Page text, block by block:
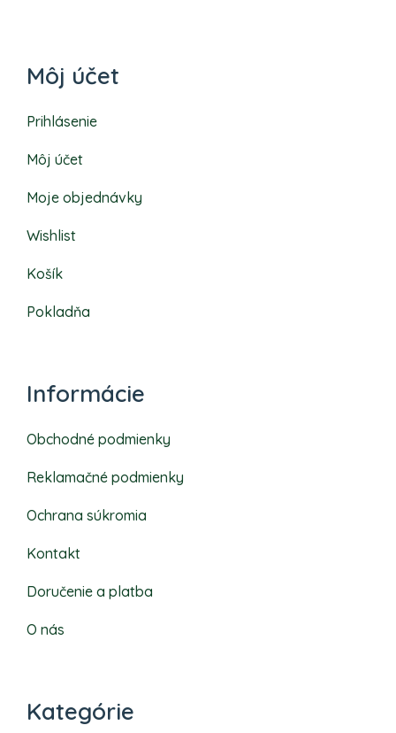
Môj účet
Prihlásenie
Môj účet
Moje objednávky
Wishlist
Košík
Pokladňa
Informácie
Obchodné podmienky
Reklamačné podmienky
Ochrana súkromia
Kontakt
Doručenie a platba
O nás
Kategórie